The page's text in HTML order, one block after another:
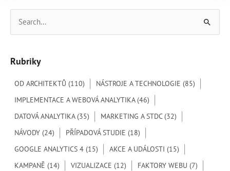
cesta
k informovanějším
rozhodnutím
lRubriky
OD ARCHITEKTŮ (110) NÁSTROJE A TECHNOLOGIE (85)
IMPLEMENTACE A WEBOVÁ ANALYTIKA(46)
DATOVÁ ANALYTIKA(35) MARKETING A STDC(32)
NÁVODY (24) PŘÍPADOVÁ STUDIE (18)
GOOGLE ANALYTICS 4 (15) AKCE A UDÁLOSTI (15)
KAMPANĚ (14) VIZUALIZACE (12) FAKTORY WEBU (7)